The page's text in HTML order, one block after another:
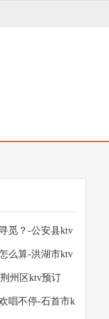
觅？-公安县ktv
么算-洪湖市ktv
州区ktv预订
唱不停-石首市k